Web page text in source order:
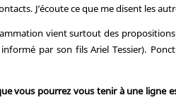
J’écoute ce que me disent les
vient surtout des
par son fils Ariel Tessier).
vous pourrez vous tenir à une ligne